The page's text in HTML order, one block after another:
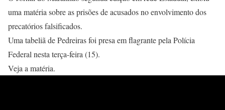
uma matéria sobre as prisões de acusados no envolvimento dos
precatórios falsificados.
Uma tabeliã de Pedreiras foi presa em flagrante pela Polícia
Federal nesta terça-feira (15).
Veja a matéria.